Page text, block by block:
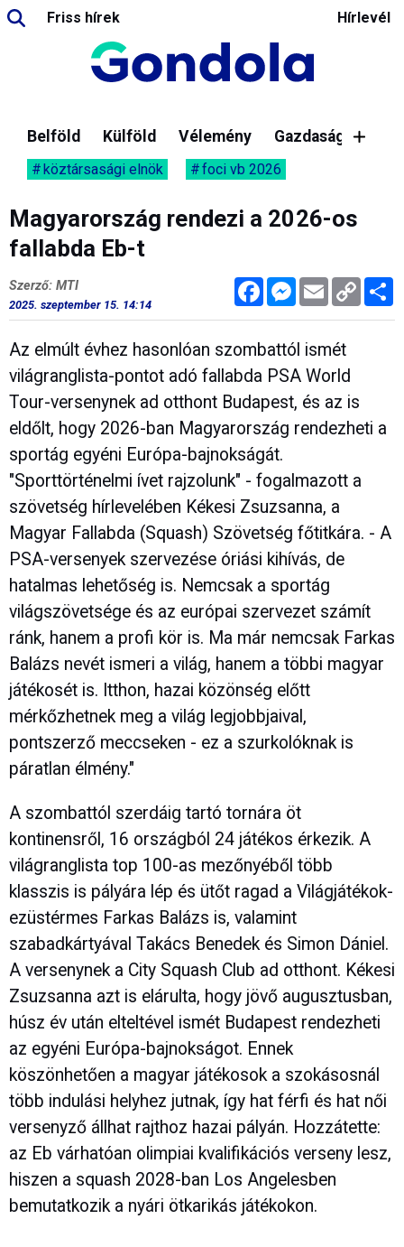
Friss hírek Hírlevél
Belföld Külföld Vélemény Gazdaság
köztársasági elnök foci vb 2026
Magyarország rendezi a 2026-os
fallabda Eb-t
FacebookMessenger
Email Copy
Link
Szerző: MTI
2025. szeptember 15. 14:14
Az elmúlt évhez hasonlóan szombattól ismét
világranglista-pontot adó fallabda PSA World
Tour-versenynek ad otthont Budapest, és az is
eldőlt, hogy 2026-ban Magyarország rendezheti a
sportág egyéni Európa-bajnokságát.
"Sporttörténelmi ívet rajzolunk" - fogalmazott a
szövetség hírlevelében Kékesi Zsuzsanna, a
Magyar Fallabda (Squash) Szövetség főtitkára. - A
PSA-versenyek szervezése óriási kihívás, de
hatalmas lehetőség is. Nemcsak a sportág
világszövetsége és az európai szervezet számít
ránk, hanem a profi kör is. Ma már nemcsak Farkas
Balázs nevét ismeri a világ, hanem a többi magyar
játékosét is. Itthon, hazai közönség előtt
mérkőzhetnek meg a világ legjobbjaival,
pontszerző meccseken - ez a szurkolóknak is
páratlan élmény."
A szombattól szerdáig tartó tornára öt
kontinensről, 16 országból 24 játékos érkezik. A
világranglista top 100-as mezőnyéből több
klasszis is pályára lép és ütőt ragad a Világjátékok-
ezüstérmes Farkas Balázs is, valamint
szabadkártyával Takács Benedek és Simon Dániel.
A versenynek a City Squash Club ad otthont. Kékesi
Zsuzsanna azt is elárulta, hogy jövő augusztusban,
húsz év után elteltével ismét Budapest rendezheti
az egyéni Európa-bajnokságot. Ennek
köszönhetően a magyar játékosok a szokásosnál
több indulási helyhez jutnak, így hat férfi és hat női
versenyző állhat rajthoz hazai pályán. Hozzátette:
az Eb várhatóan olimpiai kvalifikációs verseny lesz,
hiszen a squash 2028-ban Los Angelesben
bemutatkozik a nyári ötkarikás játékokon.